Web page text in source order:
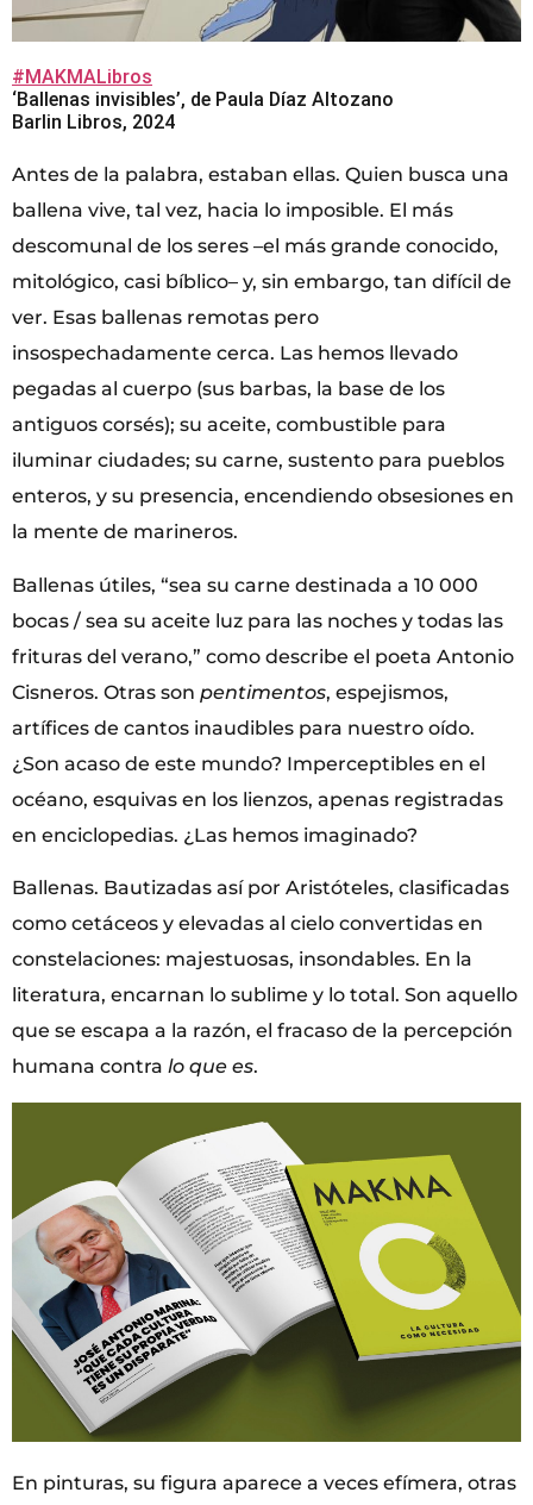
#MAKMALibros
‘Ballenas invisibles’, de Paula Díaz Altozano
Barlin Libros, 2024
Antes de la palabra, estaban ellas. Quien busca una
ballena vive, tal vez, hacia lo imposible. El más
descomunal de los seres –el más grande conocido,
mitológico, casi bíblico– y, sin embargo, tan difícil de
ver. Esas ballenas remotas pero
insospechadamente cerca. Las hemos llevado
pegadas al cuerpo (sus barbas, la base de los
antiguos corsés); su aceite, combustible para
iluminar ciudades; su carne, sustento para pueblos
enteros, y su presencia, encendiendo obsesiones en
la mente de marineros.
Ballenas útiles, “sea su carne destinada a 10 000
bocas / sea su aceite luz para las noches y todas las
frituras del verano,” como describe el poeta Antonio
Cisneros. Otras son pentimentos, espejismos,
artífices de cantos inaudibles para nuestro oído.
¿Son acaso de este mundo? Imperceptibles en el
océano, esquivas en los lienzos, apenas registradas
en enciclopedias. ¿Las hemos imaginado?
Ballenas. Bautizadas así por Aristóteles, clasificadas
como cetáceos y elevadas al cielo convertidas en
constelaciones: majestuosas, insondables. En la
literatura, encarnan lo sublime y lo total. Son aquello
que se escapa a la razón, el fracaso de la percepción
humana contra lo que es.
En pinturas, su figura aparece a veces efímera, otras